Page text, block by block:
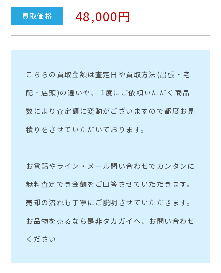
買取価格 48,000円
こちらの買取金額は査定日や買取方法(出張・宅
配・店頭)の違いや、 1度にご依頼いただく商品
数により査定額に変動がございますので都度お見
積りをさせていただいております。
お電話やライン・メール問い合わせでカンタンに
無料査定でき金額をご回答させていただきます。
売却の流れも丁寧にご説明させていただきます。
お品物を売るなら是非タカガイへ、お問い合わせ
ください